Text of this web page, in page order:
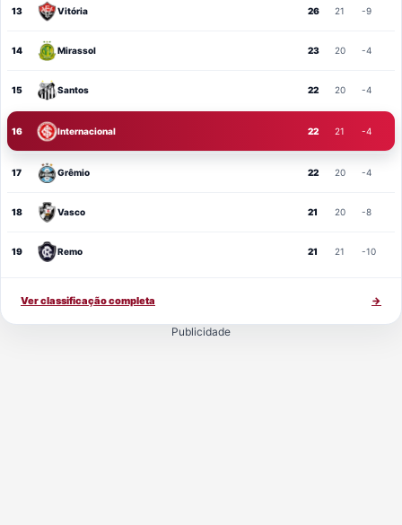
13 Vitória 26 21 -9
14 Mirassol 23 20 -4
15 Santos 22 20 -4
16 Internacional 22 21 -4
17 Grêmio 22 20 -4
18 Vasco 21 20 -8
19 Remo 21 21 -10
Ver classificação completa →
Publicidade